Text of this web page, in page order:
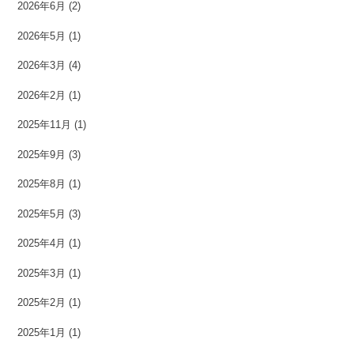
2026年6月 (2)
2026年5月 (1)
2026年3月 (4)
2026年2月 (1)
2025年11月 (1)
2025年9月 (3)
2025年8月 (1)
2025年5月 (3)
2025年4月 (1)
2025年3月 (1)
2025年2月 (1)
2025年1月 (1)